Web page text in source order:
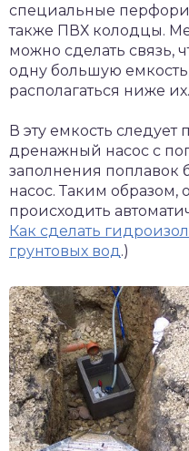
специальные
также ПВХ колодцы.
можно сделать связь,
одну большую
располагаться ниже их.
В эту емкость
дренажный насос с
заполнения поплавок
насос. Таким образом,
происходить
Как сделать
грунтовых вод .)